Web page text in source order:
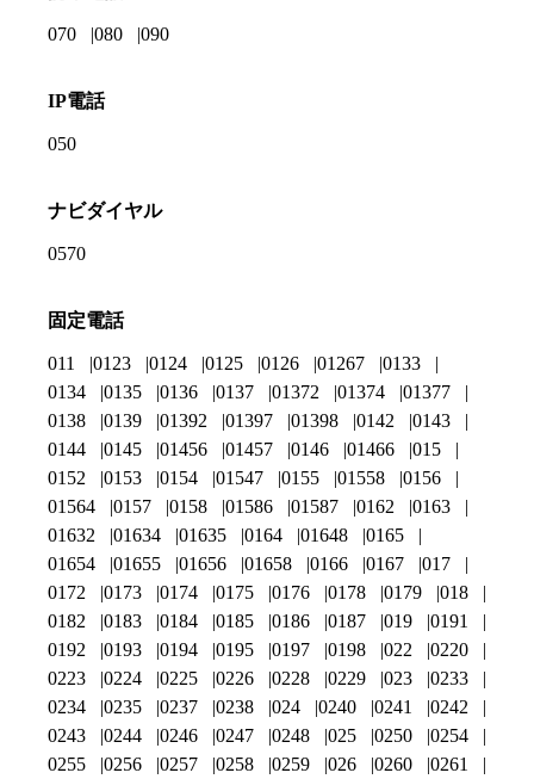
070 080 090
IP電話
050
ナビダイヤル
0570
固定電話
011 0123 0124 0125 0126 01267
0133
0134
0135 0136 0137 01372 01374
01377
0138
0139 01392 01397 01398 0142
0143
0144
0145 01456 01457 0146 01466
015
0152
0153 0154 01547 0155 01558
0156
01564
0157 0158 01586 01587 0162
0163
01632
01634 01635 0164 01648
0165
01654
01655 01656 01658 0166 0167
017
0172
0173 0174 0175 0176 0178 0179
018
0182
0183 0184 0185 0186 0187 019
0191
0192
0193 0194 0195 0197 0198 022
0220
0223
0224 0225 0226 0228 0229 023
0233
0234
0235 0237 0238 024 0240 0241
0242
0243
0244 0246 0247 0248 025 0250
0254
0255
0256 0257 0258 0259 026 0260 0261